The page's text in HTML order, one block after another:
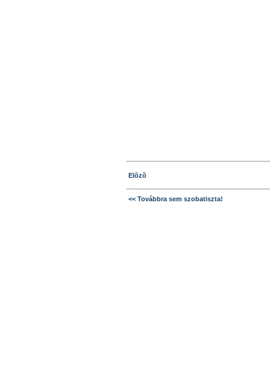
Elõzõ
<< Továbbra sem szobatiszta!